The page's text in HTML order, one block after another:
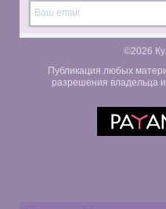
©2026
Публикация любых
разрешения владельца